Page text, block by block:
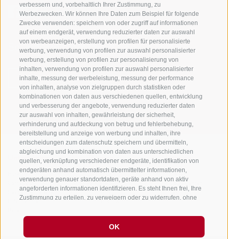
verbessern und, vorbehaltlich Ihrer Zustimmung, zu
Werbezwecken. Wir können Ihre Daten zum Beispiel für folgende
Zwecke verwenden: speichern von oder zugriff auf informationen
auf einem endgerät, verwendung reduzierter daten zur auswahl
von werbeanzeigen, erstellung von profilen für personalisierte
werbung, verwendung von profilen zur auswahl personalisierter
werbung, erstellung von profilen zur personalisierung von
inhalten, verwendung von profilen zur auswahl personalisierter
inhalte, messung der werbeleistung, messung der performance
von inhalten, analyse von zielgruppen durch statistiken oder
kombinationen von daten aus verschiedenen quellen, entwicklung
und verbesserung der angebote, verwendung reduzierter daten
zur auswahl von inhalten, gewährleistung der sicherheit,
verhinderung und aufdeckung von betrug und fehlerbehebung,
bereitstellung und anzeige von werbung und inhalten, ihre
entscheidungen zum datenschutz speichern und übermitteln,
abgleichung und kombination von daten aus unterschiedlichen
quellen, verknüpfung verschiedener endgeräte, identifikation von
endgeräten anhand automatisch übermittelter informationen,
verwendung genauer standortdaten, geräte anhand von aktiv
angeforderten informationen identifizieren. Es steht Ihnen frei, Ihre
Zustimmung zu erteilen, zu verweigern oder zu widerrufen, ohne
„Cookies akzeptieren" klicken, erklären Sie sich mit der
Verwendung von Cookies und ähnlichen Tools einverstanden.
Verwenden Sie die Schaltfläche „Einstellungen verwalten", um
OK
Sei jederzeit informiert und up to date!
NEWSLETTER
Unterkünfte
Residence/Ferienwohnung
Themen Service
GuestPass